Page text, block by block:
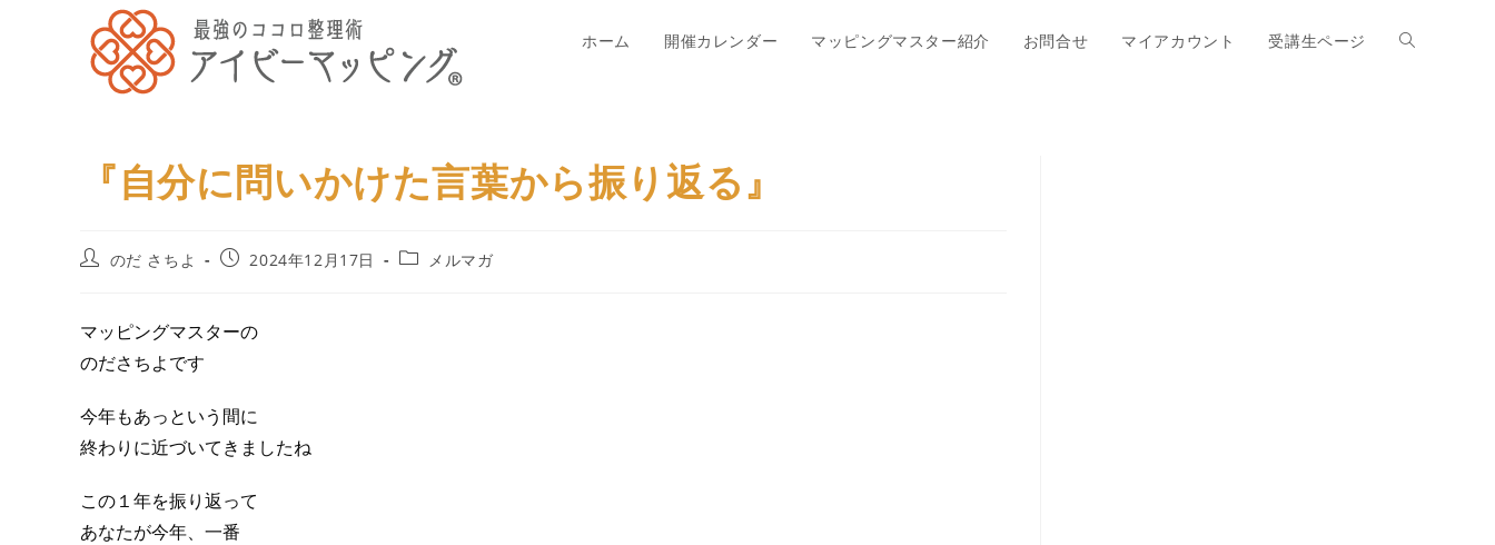
ホーム 開催カレンダー マッピングマスター紹介 お問合せ マイアカウント 受講生ページ
『自分に問いかけた言葉から振り返る』
のだ さちよ 2024年12月17日 メルマガ
マッピングマスターの
のださちよです
今年もあっという間に
終わりに近づいてきましたね
この１年を振り返って
あなたが今年、一番